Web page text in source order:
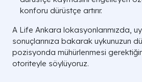
konforu dürüstçe artırır.
A Life Ankara lokasyonlarımızda,
sonuçlarınıza bakarak uykunuzun
pozisyonda mühürlenmesi
otoriteyle söylüyoruz.